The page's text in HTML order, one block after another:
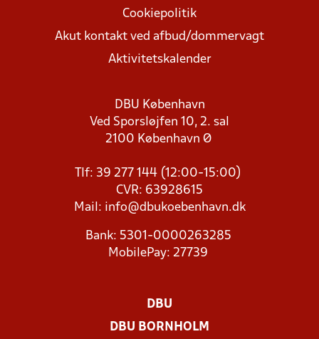
Cookiepolitik
Akut kontakt ved afbud/dommervagt
Aktivitetskalender
DBU København
Ved Sporsløjfen 10, 2. sal
2100 København Ø
Tlf: 39 277 144 (12:00-15:00)
CVR: 63928615
Mail: info@dbukoebenhavn.dk
Bank: 5301-0000263285
MobilePay: 27739
DBU
DBU BORNHOLM